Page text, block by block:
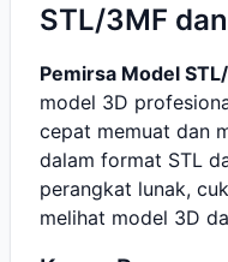
STL/3MF
Pemirsa Model
model 3D
cepat memuat dan
dalam format STL
perangkat lunak,
melihat model 3D